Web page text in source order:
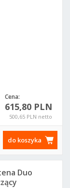
Cena:
615,80 PLN
500,65 PLN netto
do koszyka
Duo